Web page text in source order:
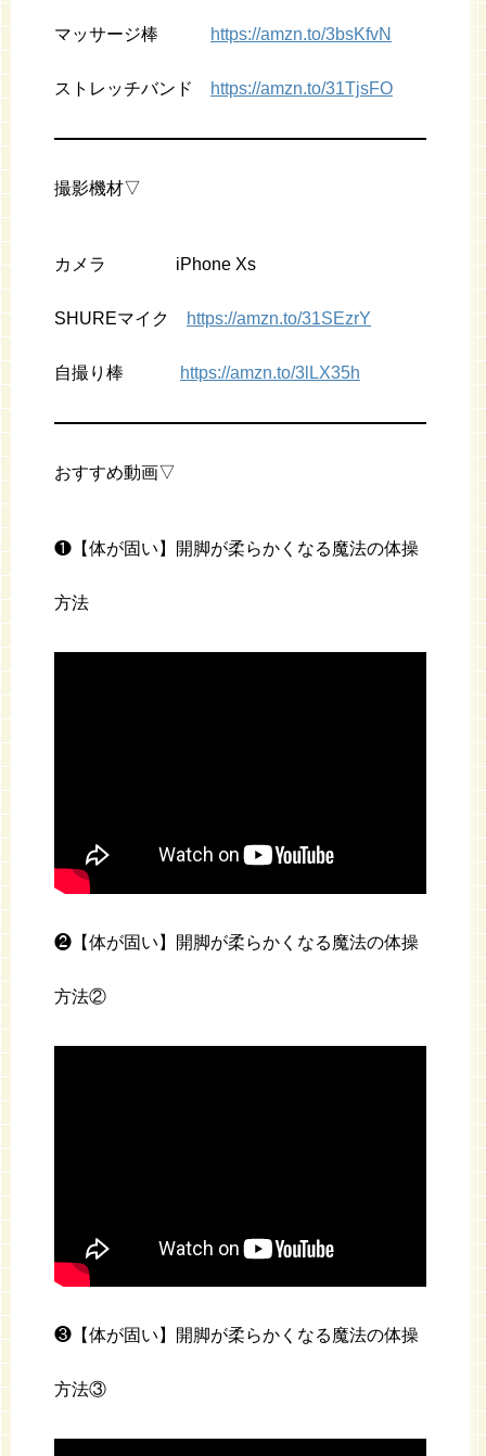
マッサージ棒 https://amzn.to/3bsKfvN
ストレッチバンド https://amzn.to/31TjsFO
撮影機材▽
カメラ iPhone Xs
SHUREマイク https://amzn.to/31SEzrY
自撮り棒 https://amzn.to/3lLX35h
おすすめ動画▽
❶【体が固い】開脚が柔らかくなる魔法の体操
方法
❷【体が固い】開脚が柔らかくなる魔法の体操
方法②
❸【体が固い】開脚が柔らかくなる魔法の体操
方法③